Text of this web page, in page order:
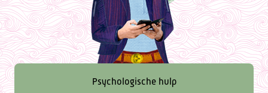
Psychologische hulp